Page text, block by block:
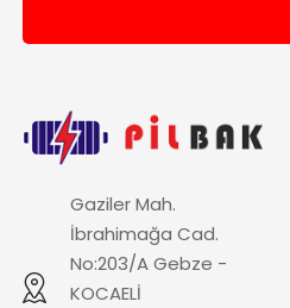
Gaziler Mah.
İbrahimağa Cad.
No:203/A Gebze -
KOCAELİ